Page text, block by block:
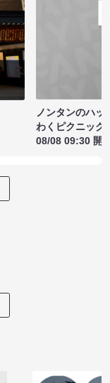
ノンタンのハッ
わくピクニック
08/08 09:30 開